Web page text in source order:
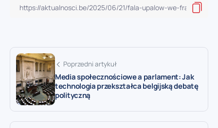
Poprzedni artykuł
Media społecznościowe a parlament: Jak
technologia przekształca belgijską debatę
polityczną